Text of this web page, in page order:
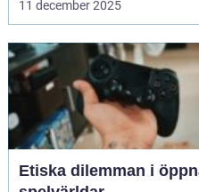
11 december 2025
Etiska dilemman i